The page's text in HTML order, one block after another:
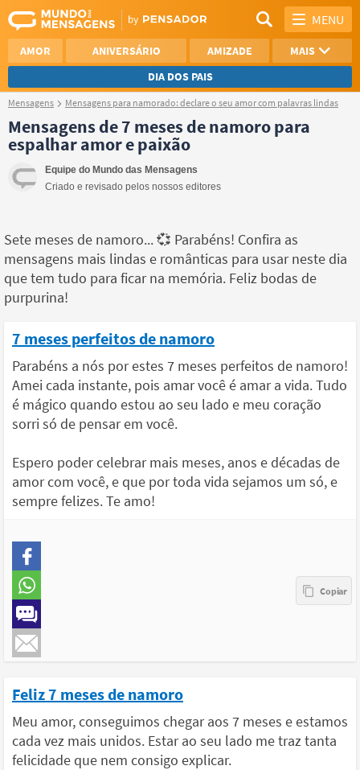
MENU
AMOR ANIVERSÁRIO AMIZADE
MAIS
DIA DOS PAIS
REFLEXÃO
SAUDADE
NAMORO
Mensagens Mensagens para namorado: declare o seu amor com palavras lindas
Mensagens de 7 meses de namoro para
espalhar amor e paixão
Equipe do Mundo das Mensagens
Criado e revisado pelos nossos editores
Sete meses de namoro... 💞 Parabéns! Confira as
mensagens mais lindas e românticas para usar neste dia
que tem tudo para ficar na memória. Feliz bodas de
purpurina!
7 meses perfeitos de namoro
Parabéns a nós por estes 7 meses perfeitos de namoro!
Amei cada instante, pois amar você é amar a vida. Tudo
é mágico quando estou ao seu lado e meu coração
sorri só de pensar em você.
Espero poder celebrar mais meses, anos e décadas de
amor com você, e que por toda vida sejamos um só, e
sempre felizes. Te amo!
Feliz 7 meses de namoro
Meu amor, conseguimos chegar aos 7 meses e estamos
cada vez mais unidos. Estar ao seu lado me traz tanta
felicidade que nem consigo explicar.